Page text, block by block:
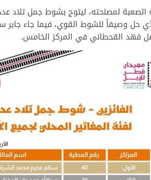
حل وصيفاً للشوط القوي، فيما جاء
فهد القحطاني في المركز الخامس.